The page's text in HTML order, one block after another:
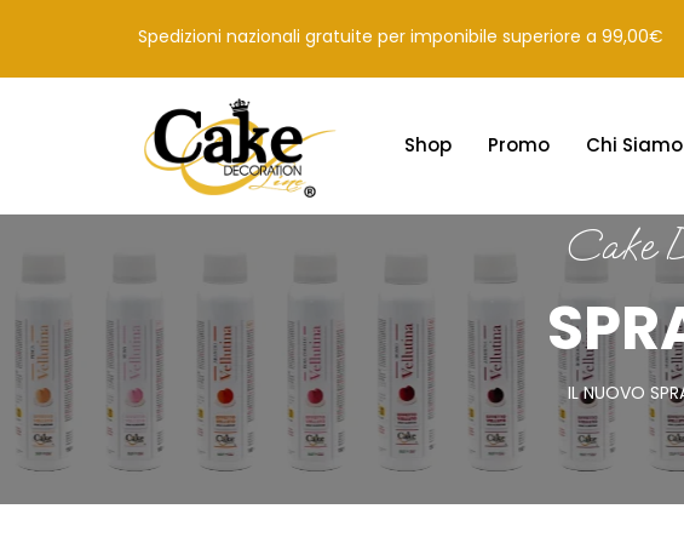
Spedizioni nazionali gratuite per imponibile superiore a 99,00€
Shop Promo Chi Siamo
Cake
IL NUOVO